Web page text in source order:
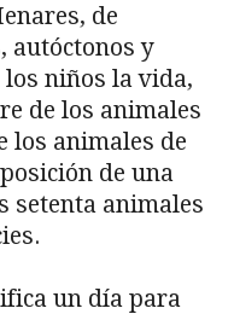
de
autóctonos y
los niños la vida,
de los animales
los animales de
de una
setenta animales
un día para